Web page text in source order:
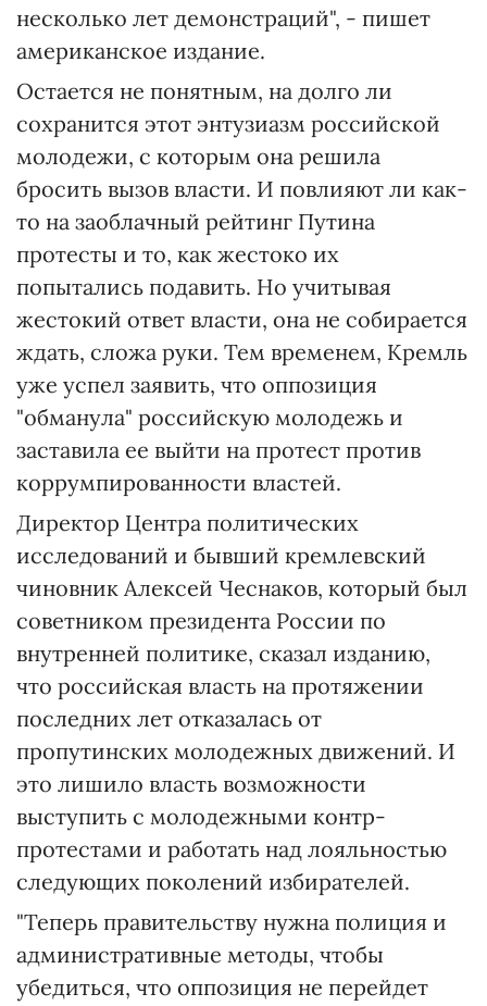
несколько лет демонстраций", - пишет
американское издание.
Остается не понятным, на долго ли
сохранится этот энтузиазм российской
молодежи, с которым она решила
бросить вызов власти. И повлияют ли как-
то на заоблачный рейтинг Путина
протесты и то, как жестоко их
попытались подавить. Но учитывая
жестокий ответ власти, она не собирается
ждать, сложа руки. Тем временем, Кремль
уже успел заявить, что оппозиция
"обманула" российскую молодежь и
заставила ее выйти на протест против
коррумпированности властей.
Директор Центра политических
исследований и бывший кремлевский
чиновник Алексей Чеснаков, который был
советником президента России по
внутренней политике, сказал изданию,
что российская власть на протяжении
последних лет отказалась от
пропутинских молодежных движений. И
это лишило власть возможности
выступить с молодежными контр-
протестами и работать над лояльностью
следующих поколений избирателей.
"Теперь правительству нужна полиция и
административные методы, чтобы
убедиться, что оппозиция не перейдет